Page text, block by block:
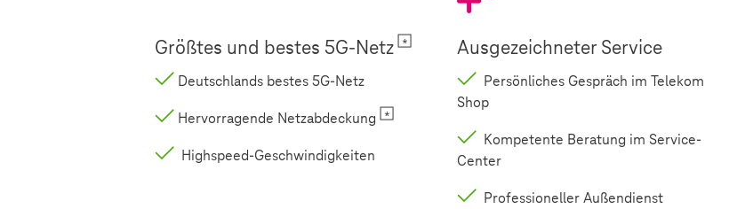
Größtes und bestes 5G-Netz
Deutschlands bestes 5G-Netz
Hervorragende Netzabdeckung
Highspeed-Geschwindigkeiten
Ausgezeichneter Service
Persönliches Gespräch im Telekom
Shop
Kompetente Beratung im Service-
Center
Professioneller Außendienst